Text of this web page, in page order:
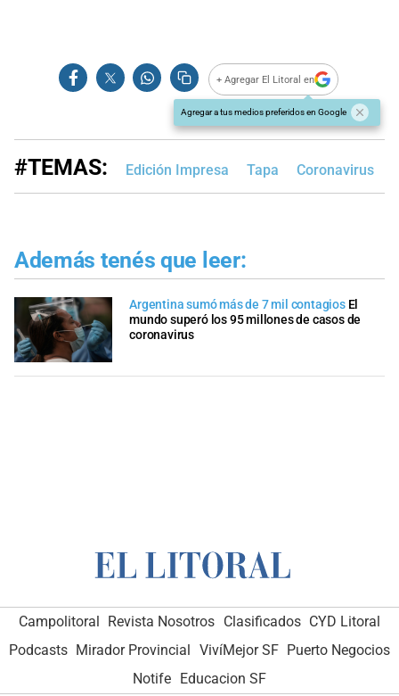
+ Agregar El Litoral en
Agregar a tus medios preferidos en Google
#TEMAS: Edición Impresa Tapa Coronavirus
Además tenés que leer:
Argentina sumó más de 7 mil contagios El
mundo superó los 95 millones de casos de
coronavirus
Campolitoral Revista Nosotros Clasificados CYD Litoral
Podcasts Mirador Provincial VivíMejor SF Puerto Negocios
Notife Educacion SF